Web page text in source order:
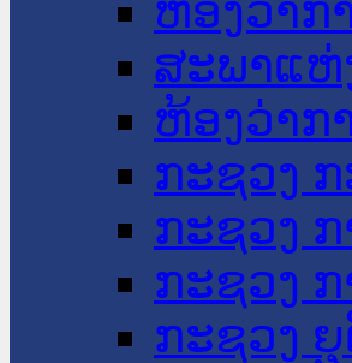
ຫ້ອງວ່າກ
ສະພາແຫ່
ຫ້ອງວ່າກ
ກະຊວງ
ກະຊວງ ກ
ກະຊວງ ກ
ກະຊວງ